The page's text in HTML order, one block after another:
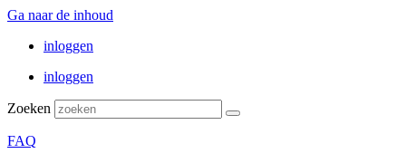
Ga naar de inhoud
inloggen
inloggen
Zoeken
FAQ